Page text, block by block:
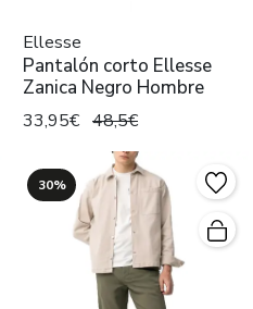
Ellesse
Pantalón corto Ellesse
Zanica Negro Hombre
33,95€ 48,5€
30%